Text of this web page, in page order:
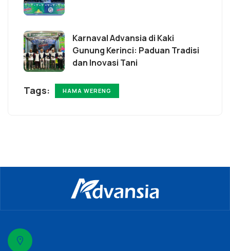
Karnaval Advansia di Kaki
Gunung Kerinci: Paduan Tradisi
dan Inovasi Tani
Tags: HAMA WERENG